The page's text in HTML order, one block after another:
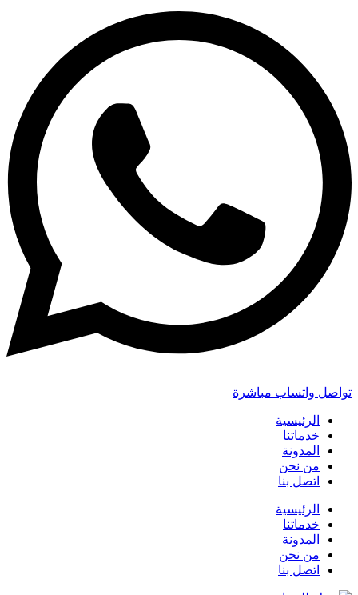
تواصل واتساب مباشرة
الرئيسية
خدماتنا
المدونة
من نحن
اتصل بنا
الرئيسية
خدماتنا
المدونة
من نحن
اتصل بنا